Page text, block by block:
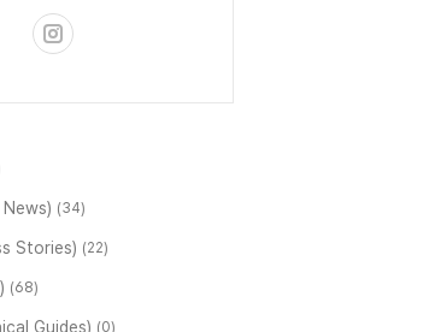
News) (34)
Stories) (22)
(68)
Guides) (0)